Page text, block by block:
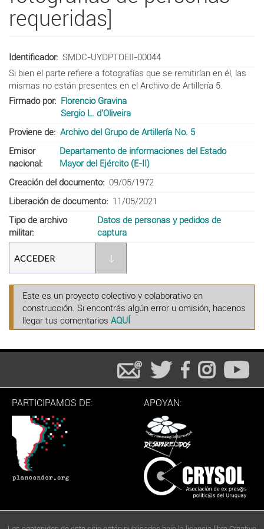
requeridas]
Identificador
SMDC-UYDPTOEII-00044
Si bien el parte refiere a fotografías que se remitirían en él, las
mismas no están presentes en el Archivo de Artillería 5.
Firmado por
Florencio Gravina
Sergio L. d'Oliveira
Proviene de
Archivo del Grupo de Artillería No. 5
Emisor
nacional
Departamento de informaciones del Estado
Mayor del Ejército (E-II)
Creación del documento
09/05/1972
Liberación de documento
11/05/2021
Tipo de archivo
militar
Datos de personas y pedidos de
captura
Este es un proyecto colectivo y colaborativo en
construcción. Si encontrás algún error u omisión, hacenos
llegar tus comentarios AQUÍ
PARTICIPAMOS DE: APOYAN: